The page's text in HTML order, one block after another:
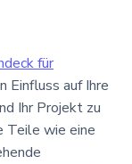
für
Einfluss auf Ihre
Ihr Projekt zu
Teile wie eine